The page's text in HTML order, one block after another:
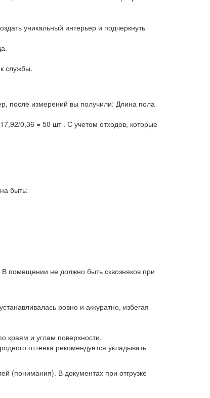
уникальный интерьер и подчеркнуть
службы.
после измерений вы получили: Длина пола
0,36 = 50 шт . С учетом отходов, которые
быть:
В помещении не должно быть сквозняков при
ровно и аккуратно, избегая
краям и углам поверхности.
оттенка рекомендуется укладывать
(понимания). В документах при отгрузке